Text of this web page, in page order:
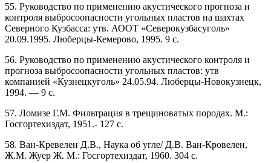
55. Руководство по применению акустического прогноза и
контроля выбросоопасности угольных пластов на шахтах
Северного Кузбасса: утв. АООТ «Северокузбасуголь»
20.09.1995. Люберцы-Кемерово, 1995. 9 с.
56. Руководство по применению акустического контроля и
прогноза выбросоопасности угольных пластов: утв
компанией «Кузнецкуголь» 24.05.94. Люберцы-Новокузнецк,
1994. — 9 с.
57. Ломизе Г.М. Фильтрация в трещиноватых породах. М.:
Госгортехиздат, 1951.- 127 с.
58. Ван-Кревелен Д.В., Наука об угле/ Д.В. Ван-Кровелен,
Ж.М. Жуер Ж. М.: Госгортехиздат, 1960. 304 с.